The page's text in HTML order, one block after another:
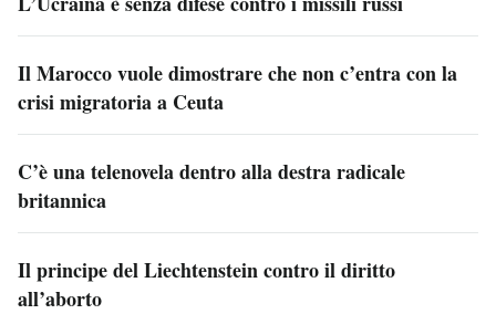
Il Marocco vuole dimostrare che non c’entra con la
crisi migratoria a Ceuta
C’è una telenovela dentro alla destra radicale
britannica
Il principe del Liechtenstein contro il diritto
all’aborto